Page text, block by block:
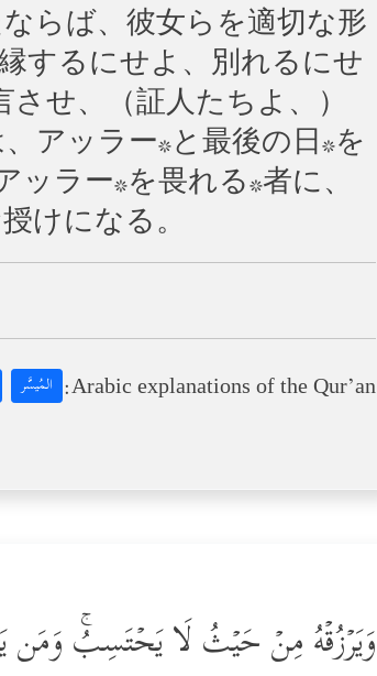
らば、彼女らを適切な形
するにせよ、別れるにせ
せ、（証人たちよ、）
アッラー*と最後の日*を
ラー*を畏れる*者に、
けになる。
Arabic explanations of the Qur’an: المُيسَّر
وَیَرۡزُقۡهُ مِنۡ حَیۡثُ لَا یَحۡتَسِبُۚ وَمَن